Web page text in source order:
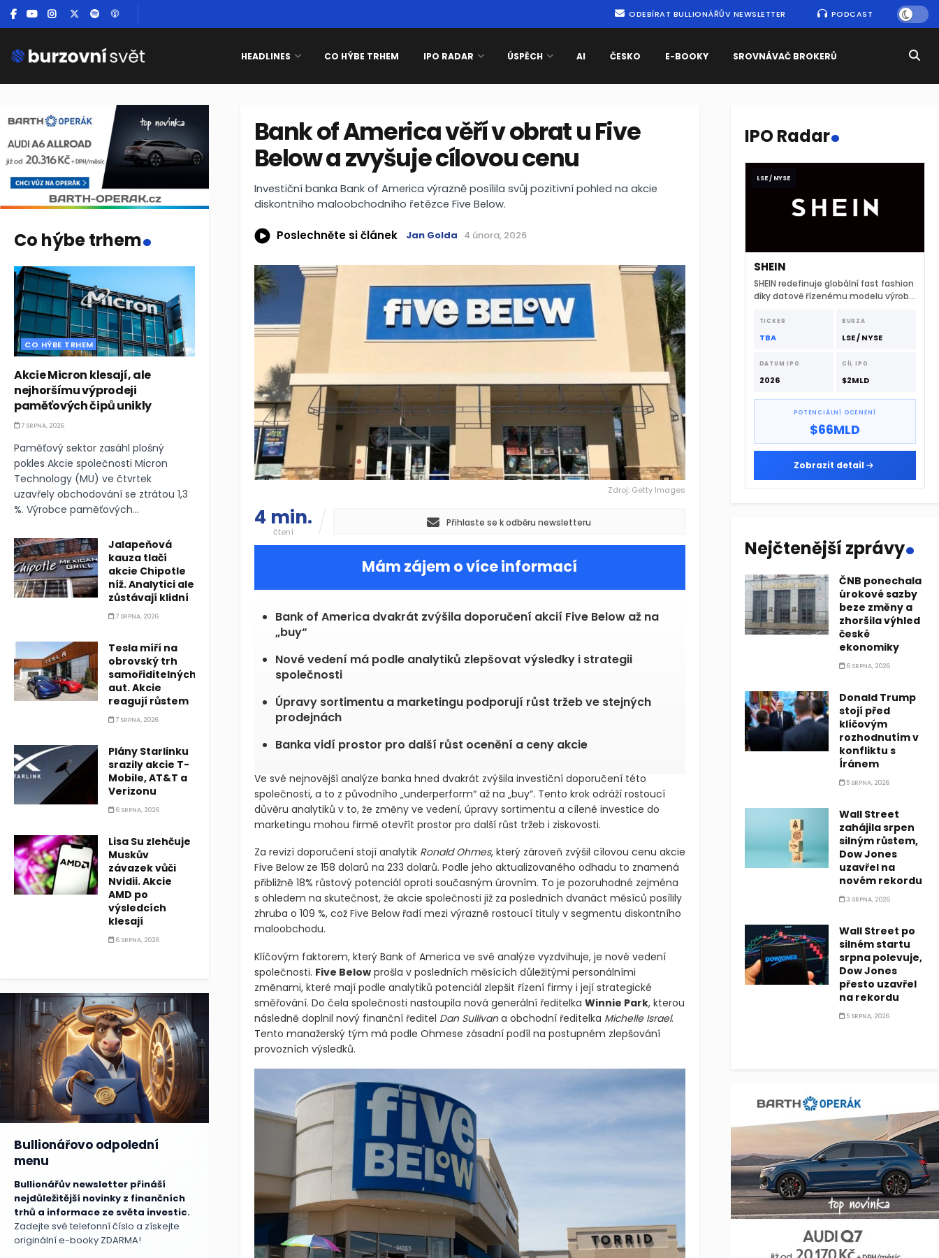
ODEBÍRAT BULLIONÁŘŮV NEWSLETTER PODCAST
HEADLINES CO HÝBE TRHEM IPO RADAR ÚSPĚCH AI ČESKO E-BOOKY SROVNÁVAČ BROKERŮ
Bank of America věří v obrat u Five
Below a zvyšuje cílovou cenu
Investiční banka Bank of America výrazně posílila svůj pozitivní pohled na akcie
diskontního maloobchodního řetězce Five Below.
Poslechněte si článek Jan Golda 4 února, 2026
Zdroj: Getty Images
4 min.
čtení
Přihlaste se k odběru newsletteru
Mám zájem o více informací
FIVE238,27 +3,09 %
Bank of America dvakrát zvýšila doporučení akcií Five Below až na
„buy“
Nové vedení má podle analytiků zlepšovat výsledky i strategii
společnosti
Úpravy sortimentu a marketingu podporují růst tržeb ve stejných
prodejnách
Ve své nejnovější analýze banka hned dvakrát zvýšila investiční doporučení této
společnosti, a to z původního „underperform“ až na „buy“. Tento krok odráží rostoucí
důvěru analytiků v to, že změny ve vedení, úpravy sortimentu a cílené investice do
Za revizí doporučení stojí analytikRonald Ohmes, který zároveň zvýšil cílovou cenu akcie
Five Below ze 158 dolarů na 233 dolarů. Podle jeho aktualizovaného odhadu to znamená
přibližně 18% růstový potenciál oproti současným úrovním. To je pozoruhodné zejména
s ohledem na skutečnost, že akcie společnosti již za posledních dvanáct měsíců posílily
zhruba o 109 %, což Five Below řadí mezi výrazně rostoucí tituly v segmentu diskontního
Klíčovým faktorem, který Bank of America ve své analýze vyzdvihuje, je nové vedení
společnosti.Five Belowprošla v posledních měsících důležitými personálními
změnami, které mají podle analytiků potenciál zlepšit řízení firmy i její strategické
směřování. Do čela společnosti nastoupila nová generální ředitelkaWinnie Park, kterou
následně doplnil nový finanční ředitelDan Sullivana obchodní ředitelkaMichelle Israel
Tento manažerský tým má podle Ohmese zásadní podíl na postupném zlepšování
provozních výsledků.
Co hýbe trhem.
CO HÝBE TRHEM
Akcie Micron klesají, ale
nejhoršímu výprodeji
paměťových čipů unikly
7 SRPNA, 2026
Paměťový sektor zasáhl plošný
pokles Akcie společnosti Micron
Technology (MU) ve čtvrtek
uzavřely obchodování se ztrátou 1,3
%. Výrobce paměťových...
Jalapeňová
kauza tlačí
akcie Chipotle
níž. Analytici ale
zůstávají klidní
7 SRPNA, 2026
Tesla míří na
obrovský trh
samořiditelných
aut. Akcie
reagují růstem
7 SRPNA, 2026
Plány Starlinku
srazily akcie T-
Mobile, AT&T a
Verizonu
6 SRPNA, 2026
Lisa Su zlehčuje
Muskův
závazek vůči
Nvidii. Akcie
AMD po
výsledcích
klesají
6 SRPNA, 2026
Bullionářovo odpolední
menu
Bullionářův newsletter přináší
nejdůležitější novinky z finančních
trhů a informace ze světa investic.
Zadejte své telefonní číslo a získejte
originální e-booky ZDARMA!
IPO Radar.
LSE / NYSE
SHEIN
SHEIN redefinuje globální fast fashion
díky datově řízenému modelu výroby
dodavatelskému řetězci.
TICKER
TBA
BURZA
LSE / NYSE
DATUM IPO
2026
CÍL IPO
$2MLD
POTENCIÁLNÍ OCENĚNÍ
$66MLD
Zobrazit detail
Nejčtenější zprávy.
ČNB ponechala
úrokové sazby
beze změny a
zhoršila výhled
české
ekonomiky
6 SRPNA, 2026
Donald Trump
stojí před
klíčovým
rozhodnutím v
konfliktu s
Íránem
5 SRPNA, 2026
Wall Street
zahájila srpen
silným růstem,
Dow Jones
uzavřel na
novém rekordu
3 SRPNA, 2026
Wall Street po
silném startu
srpna polevuje,
Dow Jones
přesto uzavřel
na rekordu
5 SRPNA, 2026